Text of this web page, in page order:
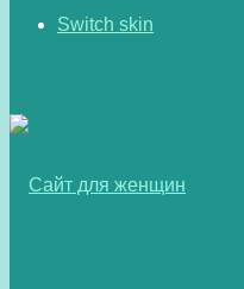
Switch skin